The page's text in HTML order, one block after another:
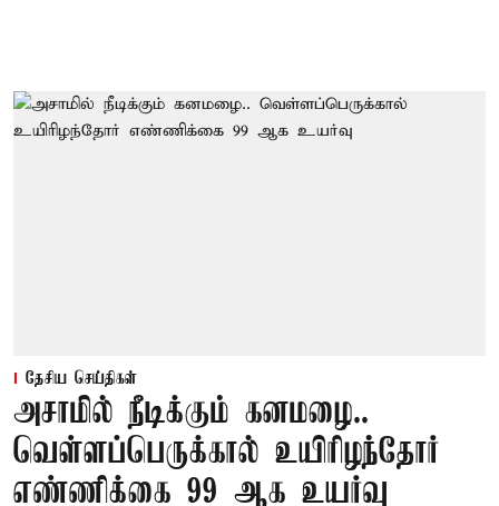
தேசிய செய்திகள்
அசாமில் நீடிக்கும் கனமழை..
வெள்ளப்பெருக்கால் உயிரிழந்தோர்
எண்ணிக்கை 99 ஆக உயர்வு